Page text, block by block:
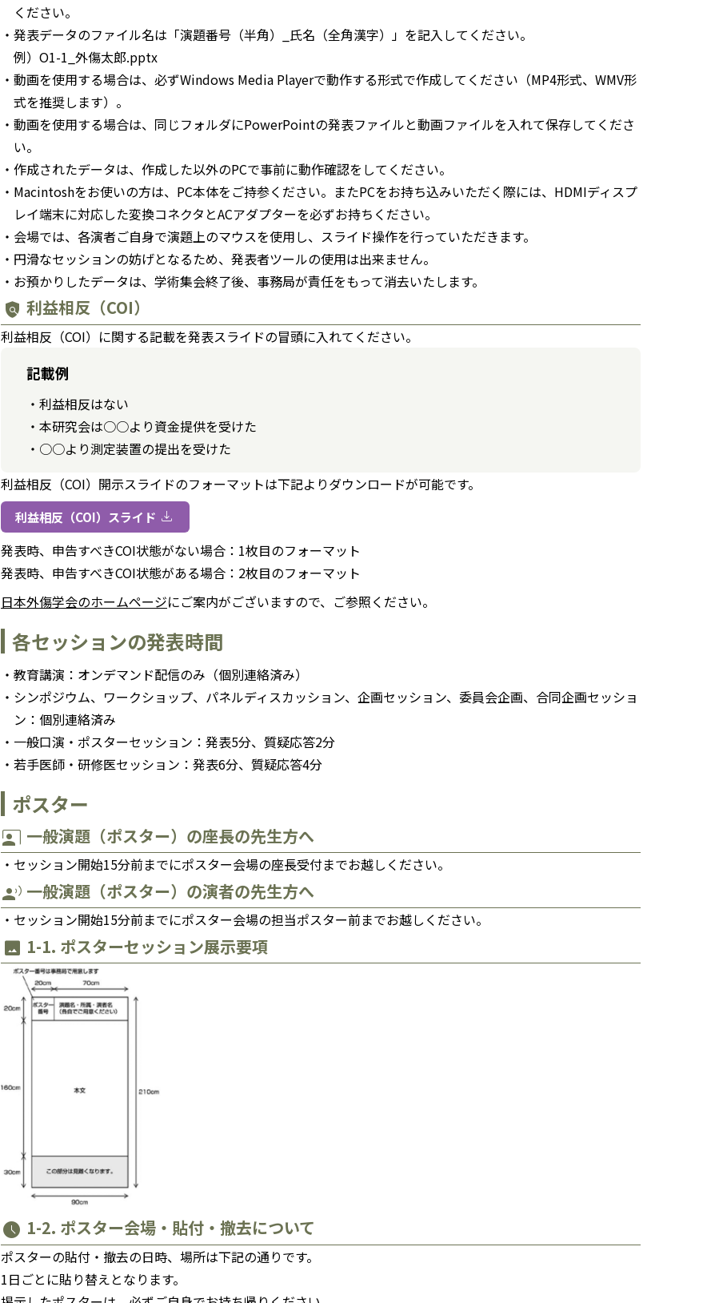
ください。
発表データのファイル名は「演題番号（半角）_氏名（全角漢字）」を記入してください。
例）O1-1_外傷太郎.pptx
動画を使用する場合は、必ずWindows Media Playerで動作する形式で作成してください（MP4形式、WMV形
式を推奨します）。
動画を使用する場合は、同じフォルダにPowerPointの発表ファイルと動画ファイルを入れて保存してくださ
い。
作成されたデータは、作成した以外のPCで事前に動作確認をしてください。
Macintoshをお使いの方は、PC本体をご持参ください。またPCをお持ち込みいただく際には、HDMIディスプ
レイ端末に対応した変換コネクタとACアダプターを必ずお持ちください。
会場では、各演者ご自身で演題上のマウスを使用し、スライド操作を行っていただきます。
円滑なセッションの妨げとなるため、発表者ツールの使用は出来ません。
お預かりしたデータは、学術集会終了後、事務局が責任をもって消去いたします。
policy 利益相反（COI）
利益相反（COI）に関する記載を発表スライドの冒頭に入れてください。
記載例
利益相反はない
本研究会は○○より資金提供を受けた
○○より測定装置の提出を受けた
利益相反（COI）開示スライドのフォーマットは下記よりダウンロードが可能です。
利益相反（COI）スライド download
発表時、申告すべきCOI状態がない場合：1枚目のフォーマット
発表時、申告すべきCOI状態がある場合：2枚目のフォーマット
日本外傷学会のホームページにご案内がございますので、ご参照ください。
各セッションの発表時間
教育講演：オンデマンド配信のみ（個別連絡済み）
シンポジウム、ワークショップ、パネルディスカッション、企画セッション、委員会企画、合同企画セッショ
ン：個別連絡済み
一般口演・ポスターセッション：発表5分、質疑応答2分
若手医師・研修医セッション：発表6分、質疑応答4分
ポスター
co_present 一般演題（ポスター）の座長の先生方へ
セッション開始15分前までにポスター会場の座長受付までお越しください。
record_voice_over 一般演題（ポスター）の演者の先生方へ
セッション開始15分前までにポスター会場の担当ポスター前までお越しください。
image 1-1. ポスターセッション展示要項
schedule 1-2. ポスター会場・貼付・撤去について
ポスターの貼付・撤去の日時、場所は下記の通りです。
1日ごとに貼り替えとなります。